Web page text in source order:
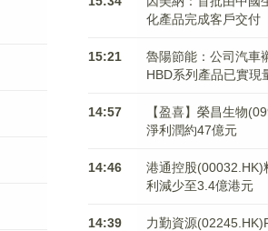
化產品完成客戶交付
15:21
魯陽節能：公司汽車
HBD系列產品已實現
14:57
【盈喜】榮昌生物
淨利潤約47億元
14:46
港通控股(00032.HK)
利減少至3.4億港元
14:39 力勤資源